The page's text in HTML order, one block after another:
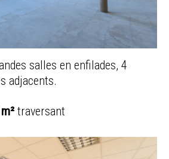
salles en enfilades, 4
adjacents.
m²traversant